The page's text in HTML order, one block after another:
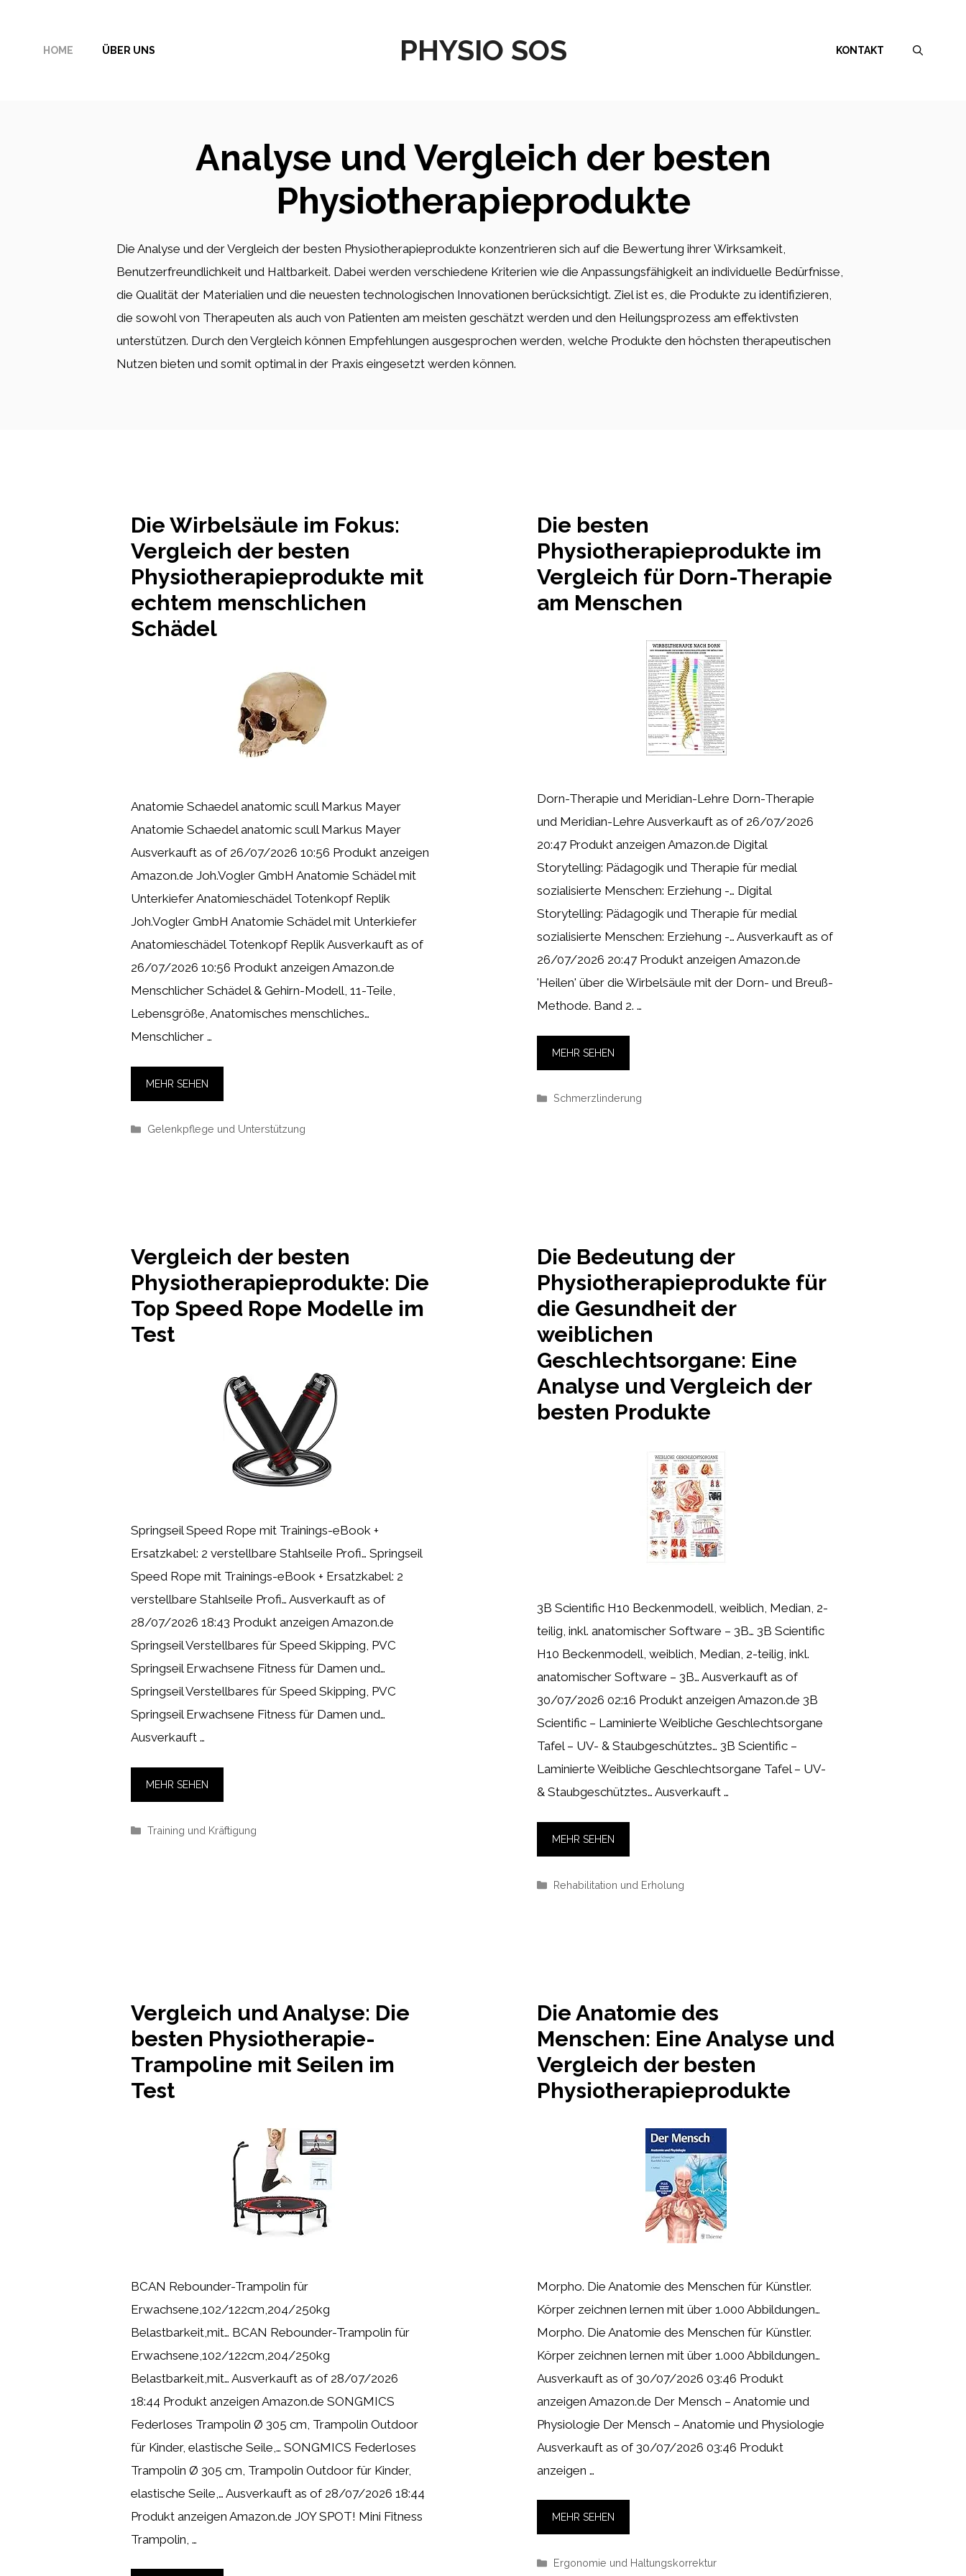
springen
PHYSIO SOS
HOME ÜBER UNS KONTAKT
Analyse und Vergleich der besten
Physiotherapieprodukte
Die Analyse und der Vergleich der besten Physiotherapieprodukte konzentrieren sich auf die Bewertung ihrer Wirksamkeit,
Benutzerfreundlichkeit und Haltbarkeit. Dabei werden verschiedene Kriterien wie die Anpassungsfähigkeit an individuelle Bedürfnisse,
die Qualität der Materialien und die neuesten technologischen Innovationen berücksichtigt. Ziel ist es, die Produkte zu identifizieren,
die sowohl von Therapeuten als auch von Patienten am meisten geschätzt werden und den Heilungsprozess am effektivsten
unterstützen. Durch den Vergleich können Empfehlungen ausgesprochen werden, welche Produkte den höchsten therapeutischen
Nutzen bieten und somit optimal in der Praxis eingesetzt werden können.
Die Wirbelsäule im Fokus:
Vergleich der besten
Physiotherapieprodukte mit
echtem menschlichen
Schädel
Anatomie Schaedel anatomic scull Markus Mayer
Anatomie Schaedel anatomic scull Markus Mayer
Ausverkauft as of 26/07/2026 10:56 Produkt anzeigen
Amazon.de Joh.Vogler GmbH Anatomie Schädel mit
Unterkiefer Anatomieschädel Totenkopf Replik
Joh.Vogler GmbH Anatomie Schädel mit Unterkiefer
Anatomieschädel Totenkopf Replik Ausverkauft as of
26/07/2026 10:56 Produkt anzeigen Amazon.de
Menschlicher Schädel & Gehirn-Modell, 11-Teile,
Lebensgröße, Anatomisches menschliches…
Menschlicher …
MEHR SEHEN
Kategorien
Gelenkpflege und Unterstützung
Die besten
Physiotherapieprodukte im
Vergleich für Dorn-Therapie
am Menschen
Dorn-Therapie und Meridian-Lehre Dorn-Therapie
und Meridian-Lehre Ausverkauft as of 26/07/2026
20:47 Produkt anzeigen Amazon.de Digital
Storytelling: Pädagogik und Therapie für medial
sozialisierte Menschen: Erziehung -… Digital
Storytelling: Pädagogik und Therapie für medial
sozialisierte Menschen: Erziehung -… Ausverkauft as of
26/07/2026 20:47 Produkt anzeigen Amazon.de
'Heilen' über die Wirbelsäule mit der Dorn- und Breuß-
Methode. Band 2. …
MEHR SEHEN
Kategorien
Schmerzlinderung
Vergleich der besten
Physiotherapieprodukte: Die
Top Speed Rope Modelle im
Test
Springseil Speed Rope mit Trainings-eBook +
Ersatzkabel: 2 verstellbare Stahlseile Profi… Springseil
Speed Rope mit Trainings-eBook + Ersatzkabel: 2
verstellbare Stahlseile Profi… Ausverkauft as of
28/07/2026 18:43 Produkt anzeigen Amazon.de
Springseil Verstellbares für Speed Skipping, PVC
Springseil Erwachsene Fitness für Damen und…
Springseil Verstellbares für Speed Skipping, PVC
Springseil Erwachsene Fitness für Damen und…
Ausverkauft …
MEHR SEHEN
Kategorien
Training und Kräftigung
Die Bedeutung der
Physiotherapieprodukte für
die Gesundheit der
weiblichen
Geschlechtsorgane: Eine
Analyse und Vergleich der
besten Produkte
3B Scientific H10 Beckenmodell, weiblich, Median, 2-
teilig, inkl. anatomischer Software – 3B… 3B Scientific
H10 Beckenmodell, weiblich, Median, 2-teilig, inkl.
anatomischer Software – 3B… Ausverkauft as of
30/07/2026 02:16 Produkt anzeigen Amazon.de 3B
Scientific – Laminierte Weibliche Geschlechtsorgane
Tafel – UV- & Staubgeschütztes… 3B Scientific –
Laminierte Weibliche Geschlechtsorgane Tafel – UV-
& Staubgeschütztes… Ausverkauft …
MEHR SEHEN
Kategorien
Rehabilitation und Erholung
Vergleich und Analyse: Die
besten Physiotherapie-
Trampoline mit Seilen im
Test
BCAN Rebounder-Trampolin für
Erwachsene,102/122cm,204/250kg
Belastbarkeit,mit… BCAN Rebounder-Trampolin für
Erwachsene,102/122cm,204/250kg
Belastbarkeit,mit… Ausverkauft as of 28/07/2026
18:44 Produkt anzeigen Amazon.de SONGMICS
Federloses Trampolin Ø 305 cm, Trampolin Outdoor
für Kinder, elastische Seile,… SONGMICS Federloses
Trampolin Ø 305 cm, Trampolin Outdoor für Kinder,
elastische Seile,… Ausverkauft as of 28/07/2026 18:44
Produkt anzeigen Amazon.de JOY SPOT! Mini Fitness
Trampolin, …
Die Anatomie des
Menschen: Eine Analyse und
Vergleich der besten
Physiotherapieprodukte
Morpho. Die Anatomie des Menschen für Künstler.
Körper zeichnen lernen mit über 1.000 Abbildungen…
Morpho. Die Anatomie des Menschen für Künstler.
Körper zeichnen lernen mit über 1.000 Abbildungen…
Ausverkauft as of 30/07/2026 03:46 Produkt
anzeigen Amazon.de Der Mensch – Anatomie und
Physiologie Der Mensch – Anatomie und Physiologie
Ausverkauft as of 30/07/2026 03:46 Produkt
anzeigen …
MEHR SEHEN
Kategorien
Ergonomie und Haltungskorrektur